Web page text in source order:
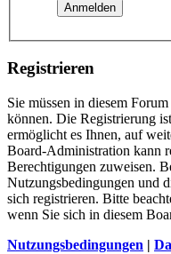
Registrieren
Sie müssen in diesem
können. Die Registrierung
ermöglicht es Ihnen, auf
Board-Administration kann
Berechtigungen zuweisen.
Nutzungsbedingungen und
sich registrieren. Bitte
wenn Sie sich in diesem
Nutzungsbedingungen |